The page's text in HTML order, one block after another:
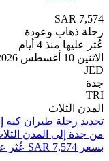
وعودة
4 أيام